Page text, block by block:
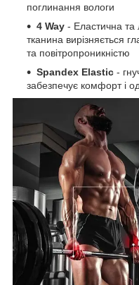
поглинання вологи
4 Way - Еластична та
тканина вирізняється
та повітропроникністю
Spandex Elastic -
забезпечує комфорт і